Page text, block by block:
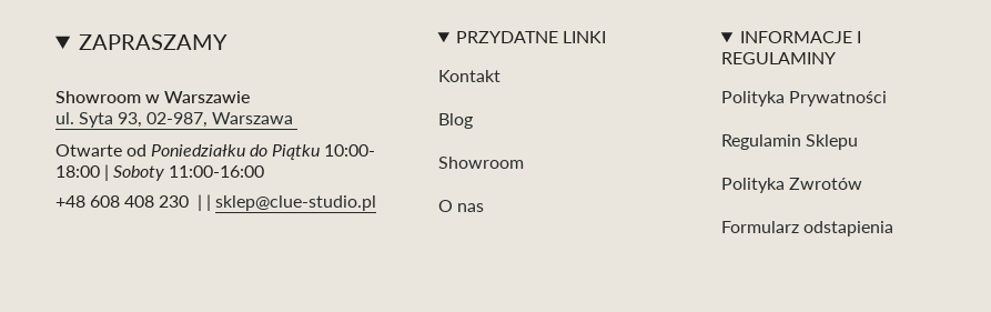
ZAPRASZAMY
Showroom w Warszawie
ul. Syta 93, 02-987, Warszawa
Otwarte od Poniedziałku do Piątku 10:00-
18:00 | Soboty 11:00-16:00
+48 608 408 230 | | sklep@clue-studio.pl
PRZYDATNE LINKI
Kontakt
Blog
Showroom
O nas
INFORMACJE I
REGULAMINY
Polityka Prywatności
Regulamin Sklepu
Polityka Zwrotów
Formularz odstapienia